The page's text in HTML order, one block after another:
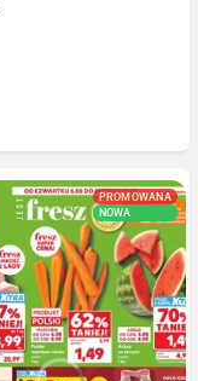
PROMOWANA
NOWA